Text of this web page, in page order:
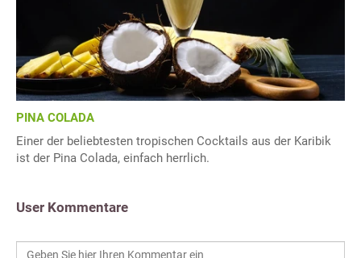
PINA COLADA
Einer der beliebtesten tropischen Cocktails aus der Karibik
ist der Pina Colada, einfach herrlich.
User Kommentare